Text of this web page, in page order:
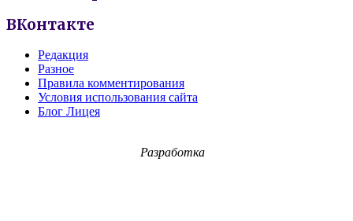
ВКонтакте
Редакция
Разное
Правила комментирования
Условия использования сайта
Блог Лицея
Разработка